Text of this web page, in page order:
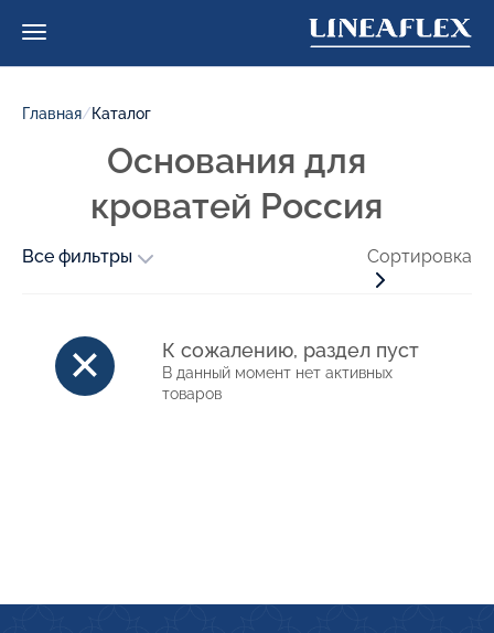
Главная/Каталог
Основания для
кроватей Россия
Все фильтры Сортировка
К сожалению, раздел пуст
В данный момент нет активных
товаров